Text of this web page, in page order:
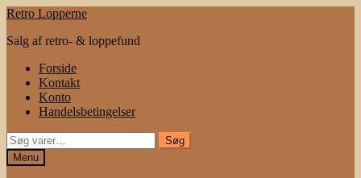
Spring
navigation
Spring
indhold
Retro Lopperne
Salg af retro- & loppefund
Forside
Kontakt
Konto
Handelsbetingelser
Søg
efter:
Søg
Menu